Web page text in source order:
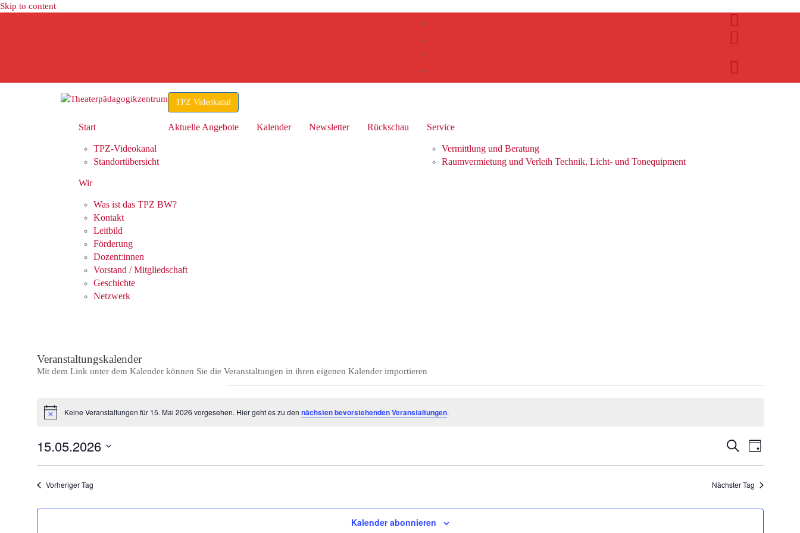
Skip to content
TPZ Videokanal
Start
TPZ-Videokanal
Standortübersicht
Aktuelle Angebote Kalender Newsletter Rückschau Service
Vermittlung und Beratung
Raumvermietung und Verleih Technik, Licht- und Tonequipment
Wir
Was ist das TPZ BW?
Kontakt
Leitbild
Förderung
Dozent:innen
Vorstand / Mitgliedschaft
Geschichte
Netzwerk
Veranstaltungskalender
Mit dem Link unter dem Kalender können Sie die Veranstaltungen in ihren eigenen Kalender importieren
HinweisKeine Veranstaltungen für 15. Mai 2026 vorgesehen. Hier geht es zu den nächsten bevorstehenden Veranstaltungen.
Suche
Ansichten-
Tag
15.05.2026
Vorheriger Tag Nächster Tag
Kalender abonnieren